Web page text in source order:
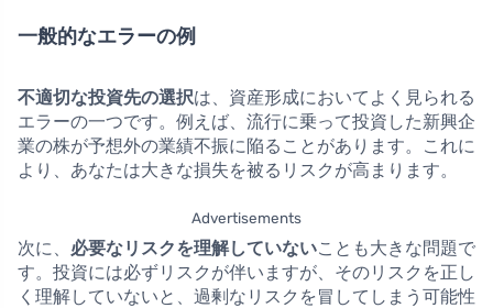
一般的なエラーの例
不適切な投資先の選択は、資産形成においてよく見られる
エラーの一つです。例えば、流行に乗って投資した新興企
業の株が予想外の業績不振に陥ることがあります。これに
より、あなたは大きな損失を被るリスクが高まります。
Advertisements
次に、 必要なリスクを理解していないことも大きな問題で
す。投資には必ずリスクが伴いますが、そのリスクを正し
く理解していないと、過剰なリスクを冒してしまう可能性